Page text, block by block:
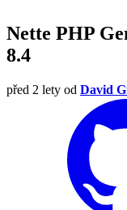
Nette PHP
8.4
před 2 lety od David